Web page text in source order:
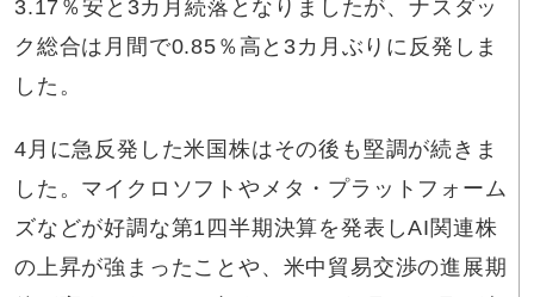
3.17％安と3カ月続落となりましたが、ナスダッ
ク総合は月間で0.85％高と3カ月ぶりに反発しま
した。
4月に急反発した米国株はその後も堅調が続きま
した。マイクロソフトやメタ・プラットフォーム
ズなどが好調な第1四半期決算を発表しAI関連株
の上昇が強まったことや、米中貿易交渉の進展期